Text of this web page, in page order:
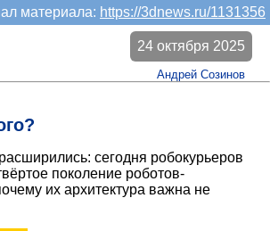
материала: https://3dnews.ru/1131356
24 октября 2025
Андрей Созинов
сегодня робокурьеров
поколение роботов-
их архитектура важна не